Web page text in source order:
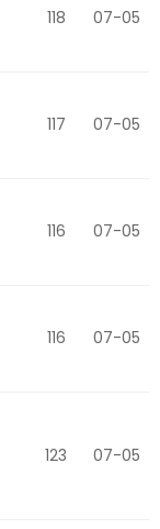
118 07-05
117 07-05
116 07-05
116 07-05
123 07-05